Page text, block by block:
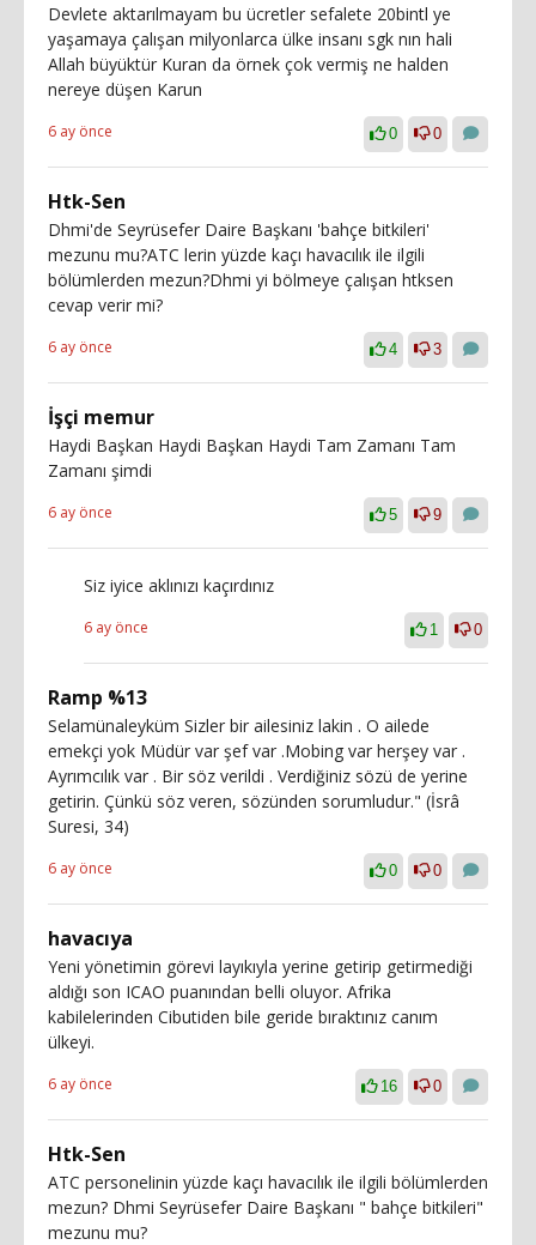
Devlete aktarılmayam bu ücretler sefalete 20bintl ye
yaşamaya çalışan milyonlarca ülke insanı sgk nın hali
Allah büyüktür Kuran da örnek çok vermiş ne halden
nereye düşen Karun
6 ay önce 0 0
Htk-Sen
Dhmi'de Seyrüsefer Daire Başkanı 'bahçe bitkileri'
mezunu mu?ATC lerin yüzde kaçı havacılık ile ilgili
bölümlerden mezun?Dhmi yi bölmeye çalışan htksen
cevap verir mi?
6 ay önce 4 3
İşçi memur
Haydi Başkan Haydi Başkan Haydi Tam Zamanı Tam
Zamanı şimdi
6 ay önce 5 9
Siz iyice aklınızı kaçırdınız
6 ay önce 1 0
Ramp %13
Selamünaleyküm Sizler bir ailesiniz lakin . O ailede
emekçi yok Müdür var şef var .Mobing var herşey var .
Ayrımcılık var . Bir söz verildi . Verdiğiniz sözü de yerine
getirin. Çünkü söz veren, sözünden sorumludur." (İsrâ
Suresi, 34)
6 ay önce 0 0
havacıya
Yeni yönetimin görevi layıkıyla yerine getirip getirmediği
aldığı son ICAO puanından belli oluyor. Afrika
kabilelerinden Cibutiden bile geride bıraktınız canım
ülkeyi.
6 ay önce 16 0
Htk-Sen
ATC personelinin yüzde kaçı havacılık ile ilgili bölümlerden
mezun? Dhmi Seyrüsefer Daire Başkanı " bahçe bitkileri"
mezunu mu?